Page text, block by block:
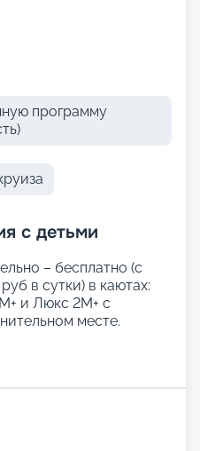
программу
с детьми
– бесплатно (с
в сутки) в каютах:
и Люкс 2М+ с
месте.